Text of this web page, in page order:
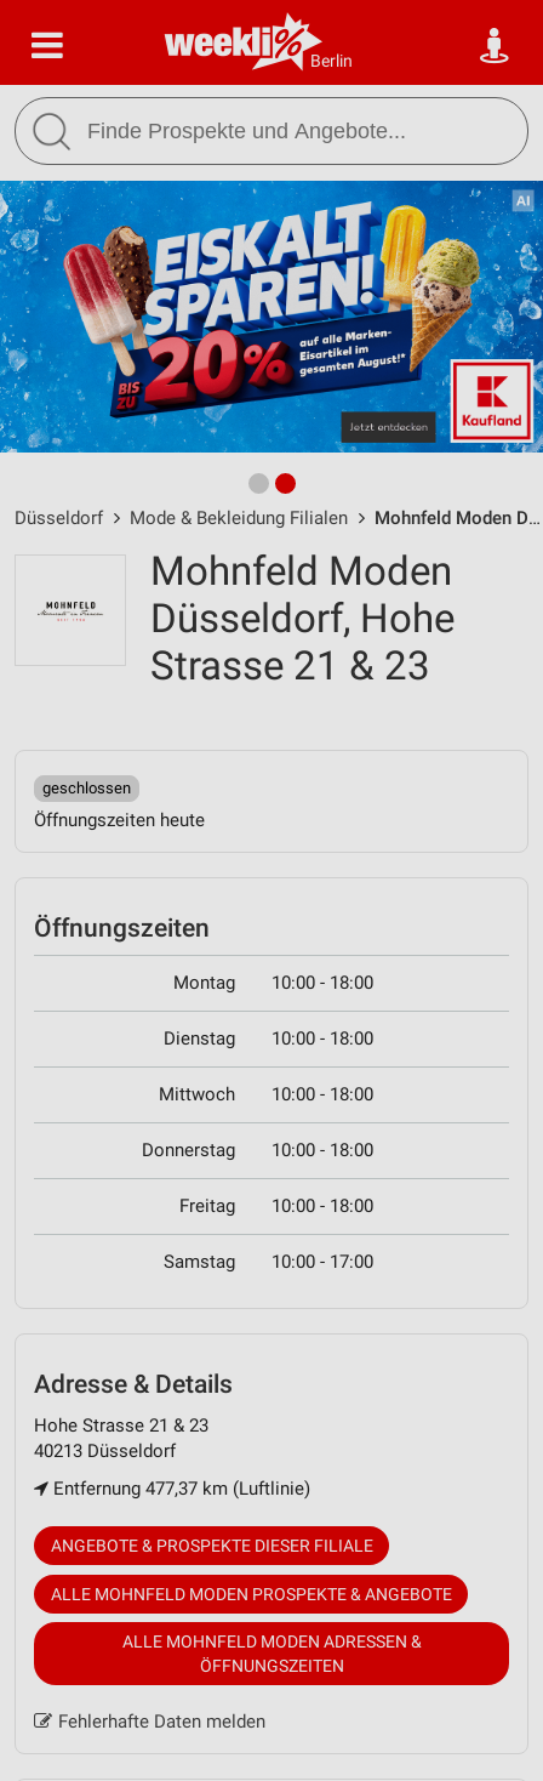
Berlin
Düsseldorf Mode & Bekleidung Filialen Mohnfeld Moden Düsseldorf / Hohe Strasse 21 & 23 - Öffnungszeiten & Adresse
Mohnfeld Moden
Düsseldorf, Hohe
Strasse 21 & 23
geschlossen
Öffnungszeiten heute
Öffnungszeiten
Montag 10:00 - 18:00
Dienstag 10:00 - 18:00
Mittwoch 10:00 - 18:00
Donnerstag 10:00 - 18:00
Freitag 10:00 - 18:00
Samstag 10:00 - 17:00
Adresse & Details
Hohe Strasse 21 & 23
40213 Düsseldorf
Entfernung 477,37 km (Luftlinie)
ANGEBOTE & PROSPEKTE DIESER FILIALE
ALLE MOHNFELD MODEN PROSPEKTE & ANGEBOTE
ALLE MOHNFELD MODEN ADRESSEN &
ÖFFNUNGSZEITEN
Fehlerhafte Daten melden